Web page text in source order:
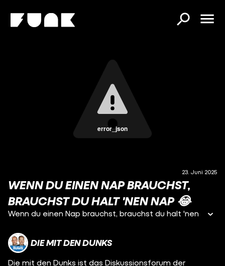
error_json
23. Juni 2025
WENN DU EINEN NAP BRAUCHST,
BRAUCHST DU HALT 'NEN NAP 😂
Wenn du einen Nap brauchst, brauchst du halt 'nen
DIE MIT DEN DUNKS
Die mit den Dunks ist das Diskussionsforum der